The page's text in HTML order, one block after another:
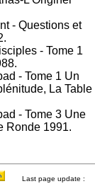
- Questions et
- Tome 1
- Tome 1 Un
La Table
- Tome 3 Une
Ronde 1991.
Last page update :